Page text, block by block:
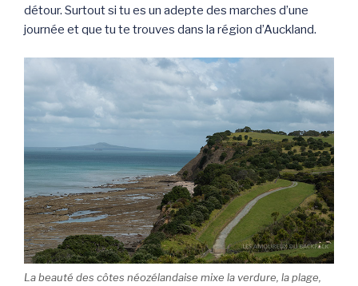
détour. Surtout si tu es un adepte des marches d’une
journée et que tu te trouves dans la région d’Auckland.
La beauté des côtes néozélandaise mixe la verdure, la plage,